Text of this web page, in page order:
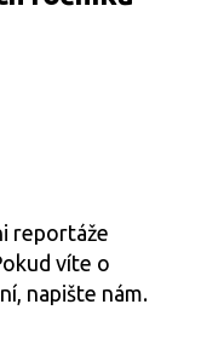
reportáže
víte o
napište nám.